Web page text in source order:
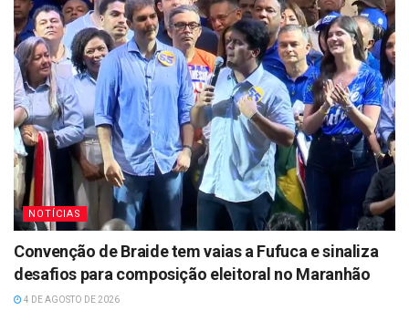
NOTÍCIAS
Convenção de Braide tem vaias a Fufuca e sinaliza
desafios para composição eleitoral no Maranhão
4 DE AGOSTO DE 2026